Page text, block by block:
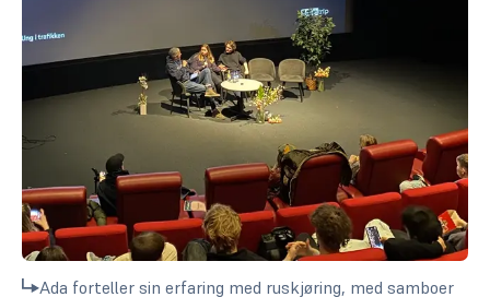
Ada forteller sin erfaring med ruskjøring, med samboer